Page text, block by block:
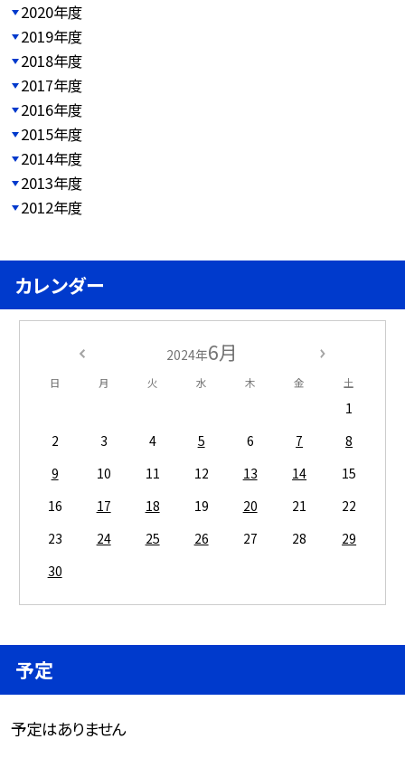
2020年度
2019年度
2018年度
2017年度
2016年度
2015年度
2014年度
2013年度
2012年度
カレンダー
2024年6月
日 月 火 水 木 金 土
1
2
3 4 5 6 7
8
9
10 11 12 13 14
15
16
17 18 19 20 21
22
23
24 25 26 27 28
29
30
予定
予定はありません